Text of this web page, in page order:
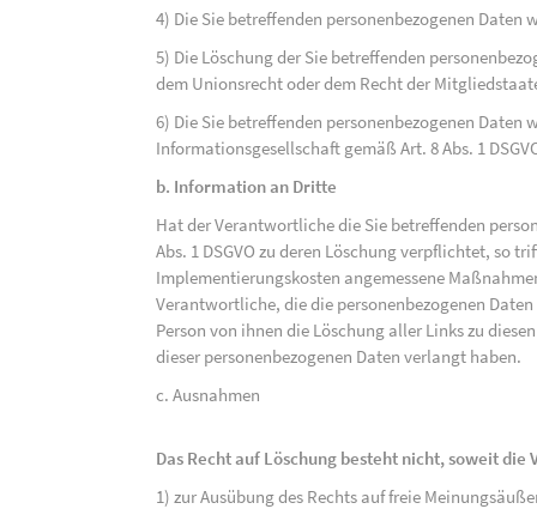
4) Die Sie betreffenden personenbezogenen
5) Die Löschung der Sie betreffenden
dem Unionsrecht oder dem Recht der
6) Die Sie betreffenden personenbezogenen Daten
Informationsgesellschaft gemäß Art. 8 Abs. 1
b. Information an Dritte
Hat der Verantwortliche die Sie betreffenden
Abs. 1 DSGVO zu deren Löschung verpflichtet, so
Implementierungskosten angemessene
Verantwortliche, die die personenbezogenen
Person von ihnen die Löschung aller Links zu
dieser personenbezogenen Daten verlangt haben.
c. Ausnahmen
Das Recht auf Löschung besteht nicht, soweit
1) zur Ausübung des Rechts auf freie